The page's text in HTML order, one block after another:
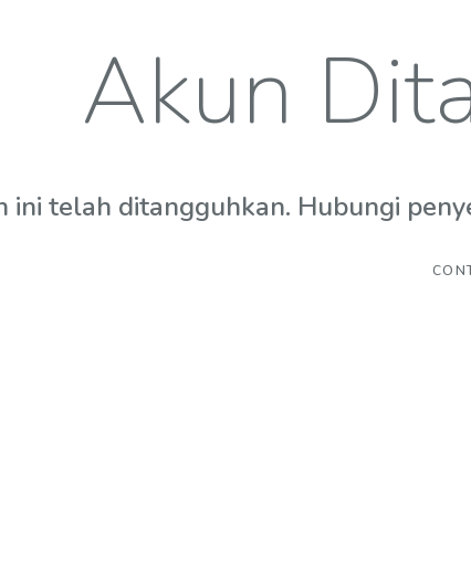
Akun
ini telah ditangguhkan. Hubungi